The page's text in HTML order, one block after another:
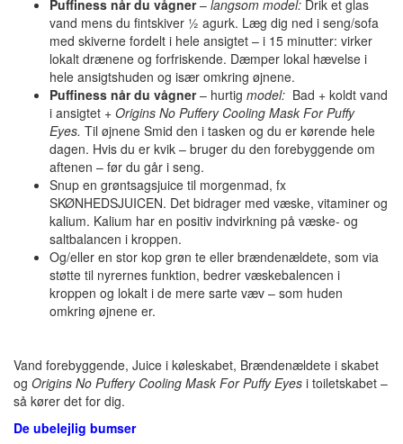
Puffiness når du vågner– langsom model: Drik et glas
vand mens du fintskiver ½ agurk. Læg dig ned i seng/sofa
med skiverne fordelt i hele ansigtet – i 15 minutter: virker
lokalt drænene og forfriskende. Dæmper lokal hævelse i
hele ansigtshuden og især omkring øjnene.
Puffiness når du vågner– hurtig model: Bad + koldt vand
i ansigtet + Origins No Puffery Cooling Mask For Puffy
Eyes. Til øjnene Smid den i tasken og du er kørende hele
dagen. Hvis du er kvik – bruger du den forebyggende om
aftenen – før du går i seng.
Snup en grøntsagsjuice til morgenmad, fx
SKØNHEDSJUICEN. Det bidrager med væske, vitaminer og
kalium. Kalium har en positiv indvirkning på væske- og
saltbalancen i kroppen.
Og/eller en stor kop grøn te eller brændenældete, som via
støtte til nyrernes funktion, bedrer væskebalencen i
kroppen og lokalt i de mere sarte væv – som huden
omkring øjnene er.
Vand forebyggende, Juice i køleskabet, Brændenældete i skabet
og Origins No Puffery Cooling Mask For Puffy Eyes i toiletskabet –
så kører det for dig.
De ubelejlig bumser